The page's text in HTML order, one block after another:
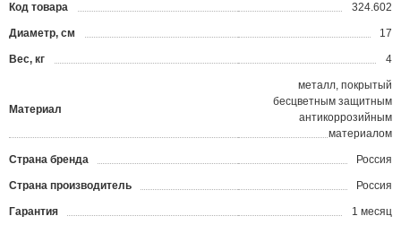
Код товара 324.602
Диаметр, см 17
Вес, кг 4
Материал
металл, покрытый
бесцветным защитным
антикоррозийным
материалом
Страна бренда Россия
Страна производитель Россия
Гарантия 1 месяц